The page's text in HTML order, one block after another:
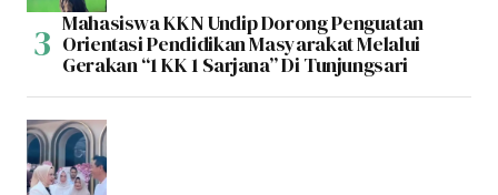
Mahasiswa KKN Undip Dorong Penguatan
Orientasi Pendidikan Masyarakat Melalui
Gerakan “1 KK 1 Sarjana” Di Tunjungsari